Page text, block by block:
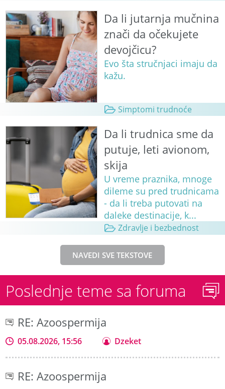
Da li jutarnja mučnina
znači da očekujete
devojčicu?
Evo šta stručnjaci imaju da
kažu.
Simptomi trudnoće
Da li trudnica sme da
putuje, leti avionom,
skija
U vreme praznika, mnoge
dileme su pred trudnicama
- da li treba putovati na
daleke destinacije, k...
Zdravlje i bezbednost
NAVEDI SVE TEKSTOVE
Poslednje teme sa foruma
RE: Azoospermija
05.08.2026, 15:56 Dzeket
RE: Azoospermija